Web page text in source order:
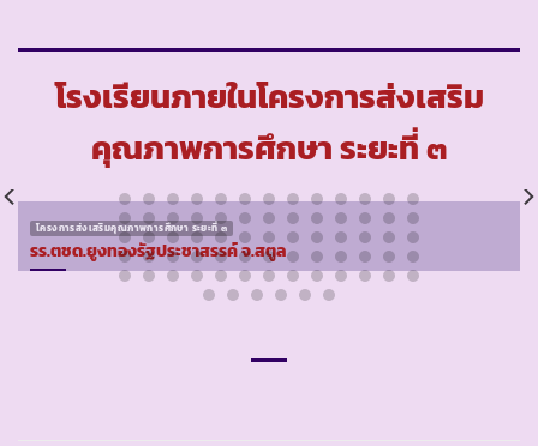
โรงเรียนภายในโครงการส่งเสริม
คุณภาพการศึกษา ระยะที่ ๓
โครงการส่งเสริมคุณภาพการศึกษา ระยะที่ ๓
รร.ตชด.ยูงทองรัฐประชาสรรค์ จ.สตูล